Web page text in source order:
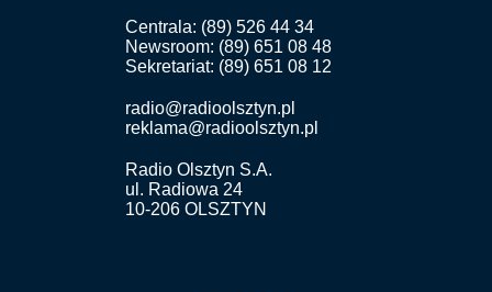
Centrala: (89) 526 44 34
Newsroom: (89) 651 08 48
Sekretariat: (89) 651 08 12
radio@radioolsztyn.pl
reklama@radioolsztyn.pl
Radio Olsztyn S.A.
ul. Radiowa 24
10-206 OLSZTYN